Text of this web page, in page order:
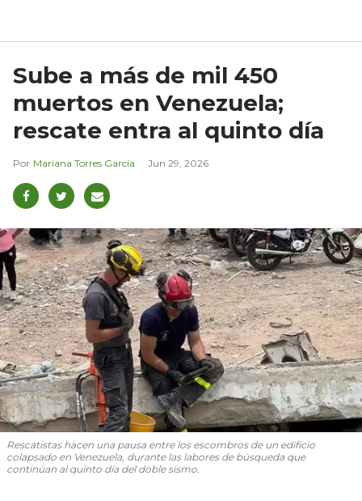
Sube a más de mil 450
muertos en Venezuela;
rescate entra al quinto día
Mariana Torres García Jun 29, 2026
Rescatistas hacen una pausa entre los escombros de un edificio
colapsado en Venezuela, durante las labores de búsqueda que
continúan al quinto día del doble sismo.